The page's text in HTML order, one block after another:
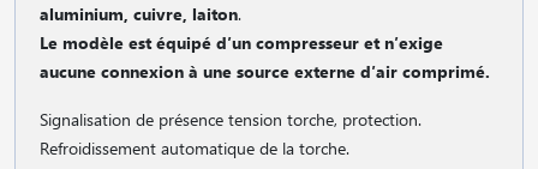
aluminium, cuivre, laiton.
Le modèle est équipé d′un compresseur et n′exige
aucune connexion à une source externe d′air comprimé.
Signalisation de présence tension torche, protection.
Refroidissement automatique de la torche.